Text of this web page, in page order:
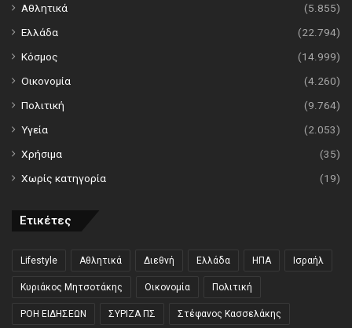
Αθλητικά
(5.855)
Ελλάδα
(22.794)
Κόσμος
(14.999)
Οικονομία
(4.260)
Πολιτική
(9.764)
Υγεία
(2.053)
Χρήσιμα
(35)
Χωρίς κατηγορία
(19)
Ετικέτες
Lifestyle Αθλητικά Διεθνή Ελλάδα ΗΠΑ Ισραήλ
Κυριάκος Μητσοτάκης Οικονομία Πολιτική
ΡΟΗ ΕΙΔΗΣΕΩΝ ΣΥΡΙΖΑ ΠΣ Στέφανος Κασσελάκης